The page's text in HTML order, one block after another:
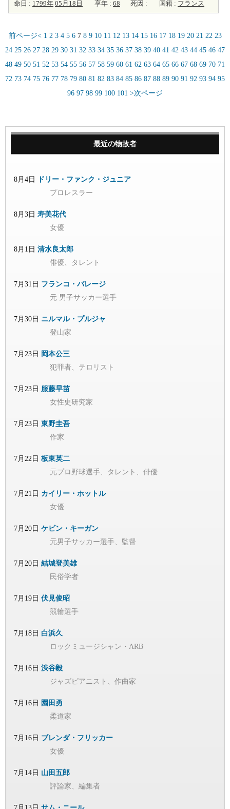
命日 : 1799年 05月18日 享年 : 68 死因 : 国籍 : フランス
前ページ< 1 2 3 4 5 6 7 8 9 10 11 12 13 14 15 16 17 18 19 20 21 22 23
24 25 26 27 28 29 30 31 32 33 34 35 36 37 38 39 40 41 42 43 44 45 46 47
48 49 50 51 52 53 54 55 56 57 58 59 60 61 62 63 64 65 66 67 68 69 70 71
72 73 74 75 76 77 78 79 80 81 82 83 84 85 86 87 88 89 90 91 92 93 94 95
96 97 98 99 100 101 >次ページ
最近の物故者
8月4日
ドリー・ファンク・ジュニア
プロレスラー
8月3日 寿美花代
女優
8月1日 清水良太郎
俳優、タレント
7月31日 フランコ・バレージ
元 男子サッカー選手
7月30日 ニルマル・プルジャ
登山家
7月23日 岡本公三
犯罪者、テロリスト
7月23日 服藤早苗
女性史研究家
7月23日 東野圭吾
作家
7月22日 板東英二
元プロ野球選手、タレント、俳優
7月21日 カイリー・ホットル
女優
7月20日 ケビン・キーガン
元男子サッカー選手、監督
7月20日 結城登美雄
民俗学者
7月19日 伏見俊昭
競輪選手
7月18日 白浜久
ロックミュージシャン・ARB
7月16日 渋谷毅
ジャズピアニスト、作曲家
7月16日 園田勇
柔道家
7月16日 ブレンダ・フリッカー
女優
7月14日 山田五郎
評論家、編集者